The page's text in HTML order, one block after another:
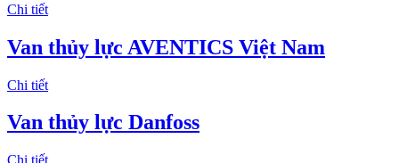
Chi tiết
Van thủy lực AVENTICS Việt Nam
Chi tiết
Van thủy lực Danfoss